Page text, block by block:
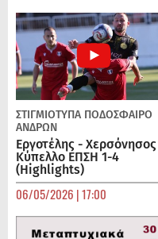
ΣΤΙΓΜΙΟΤΥΠΑ ΠΟΔΌΣΦΑΙΡΟ
ΑΝΔΡΏΝ
Εργοτέλης - Χερσόνησος |
Κύπελλο ΕΠΣΗ 1-4
(Highlights)
06/05/2026 | 17:00